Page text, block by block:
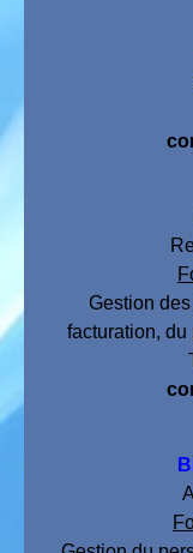
Gestion
facturation,